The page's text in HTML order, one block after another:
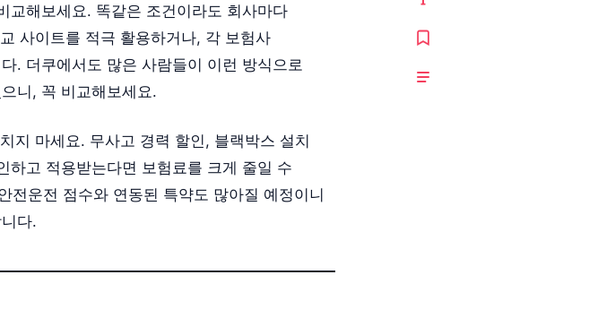
교해보세요. 똑같은 조건이라도 회사마다
사이트를 적극 활용하거나, 각 보험사
. 더쿠에서도 많은 사람들이 이런 방식으로
니, 꼭 비교해보세요.
지 마세요. 무사고 경력 할인, 블랙박스 설치
하고 적용받는다면 보험료를 크게 줄일 수
전운전 점수와 연동된 특약도 많아질 예정이니
다.